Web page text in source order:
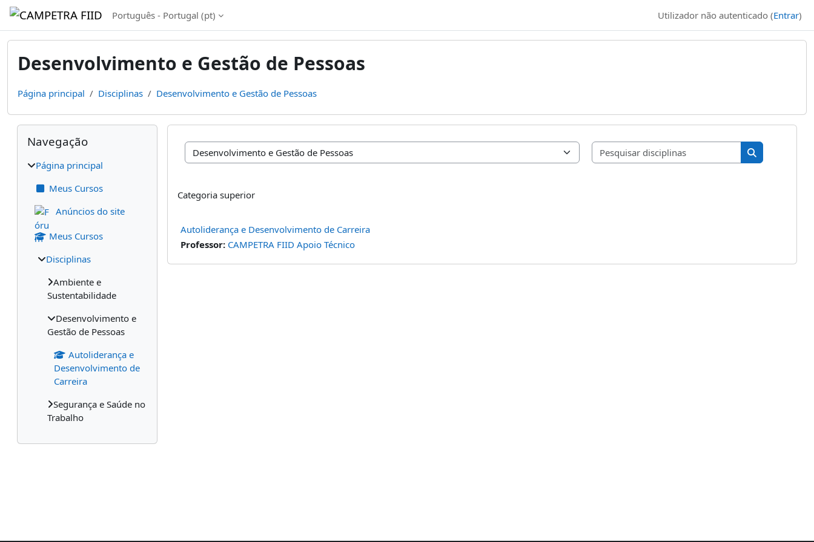
Ir para o conteúdo principal
Português - Portugal ‎(pt)‎ Utilizador não autenticado (Entrar)
Desenvolvimento e Gestão de Pessoas
Página principal Disciplinas Desenvolvimento e Gestão de Pessoas
Categorias de disciplinas
Pesquisar
Pesquisar
Categoria superior
Autoliderança e Desenvolvimento de Carreira
Professor: CAMPETRA FIID Apoio Técnico
Blocos
Ignorar Navegação
Navegação
Página principal
Meus Cursos
Anúncios do site
Meus Cursos
Disciplinas
Ambiente e
Sustentabilidade
Desenvolvimento e
Gestão de Pessoas
Autoliderança e
Desenvolvimento de
Carreira
Segurança e Saúde no
Trabalho